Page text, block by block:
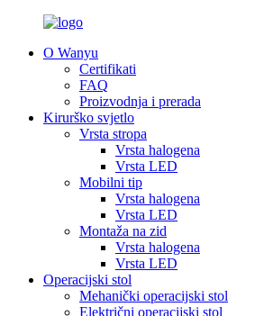
O Wanyu
Certifikati
FAQ
Proizvodnja i prerada
Kirurško svjetlo
Vrsta stropa
Vrsta halogena
Vrsta LED
Mobilni tip
Vrsta halogena
Vrsta LED
Montaža na zid
Vrsta halogena
Vrsta LED
Operacijski stol
Mehanički operacijski stol
Električni operacijski stol